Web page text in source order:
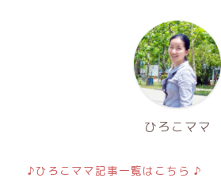
ひろこママ
♪ひろこママ記事一覧はこちら ♪